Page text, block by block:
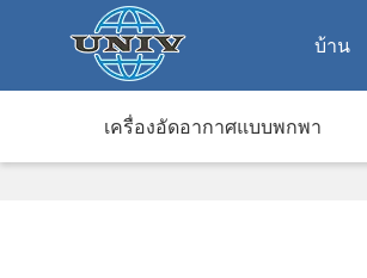
บ้าน
เครื่องอัดอากาศแบบพกพา